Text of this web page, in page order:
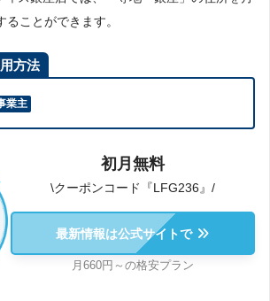
ことができます。
方法
業主
初月無料
\クーポンコード『LFG236』/
最新情報は公式サイトで
月660円～の格安プラン